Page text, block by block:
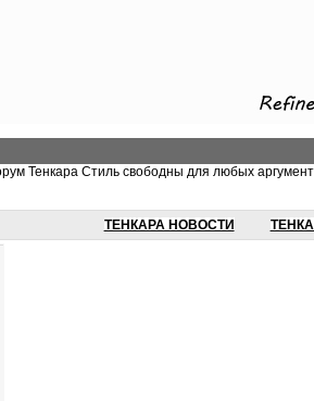
Тенкара Стиль свободны для любых
ТЕНКАРА НОВОСТИ